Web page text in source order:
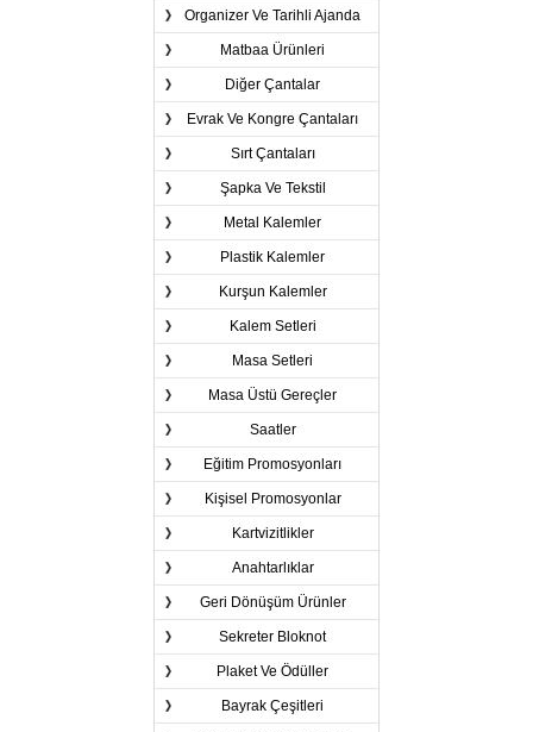
Organizer Ve Tarihli Ajanda
Matbaa Ürünleri
Diğer Çantalar
Evrak Ve Kongre Çantaları
Sırt Çantaları
Şapka Ve Tekstil
Metal Kalemler
Plastik Kalemler
Kurşun Kalemler
Kalem Setleri
Masa Setleri
Masa Üstü Gereçler
Saatler
Eğitim Promosyonları
Kişisel Promosyonlar
Kartvizitlikler
Anahtarlıklar
Geri Dönüşüm Ürünler
Sekreter Bloknot
Plaket Ve Ödüller
Bayrak Çeşitleri